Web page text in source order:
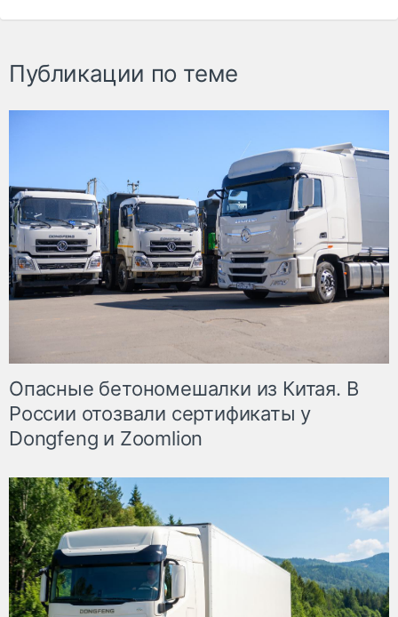
Публикации по теме
Опасные бетономешалки из Китая. В
России отозвали сертификаты у
Dongfeng и Zoomlion